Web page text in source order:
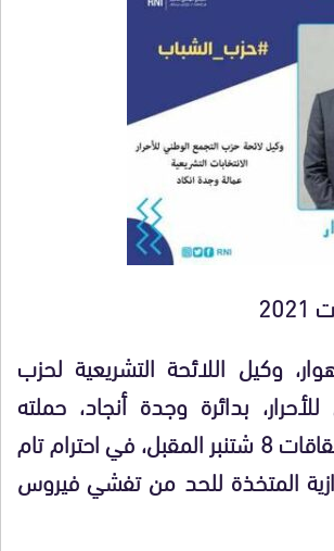
وكيل اللائحة التشريعية لحزب
بدائرة وجدة أنجاد، حملته
الانتخابية لاستحقاقات 8 شتنبر المقبل، في احترام تام
المتخذة للحد من تفشي فيروس